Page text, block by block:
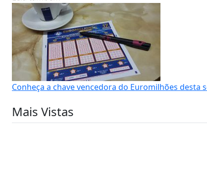
Conheça a chave vencedora do Euromilhões desta
Mais Vistas